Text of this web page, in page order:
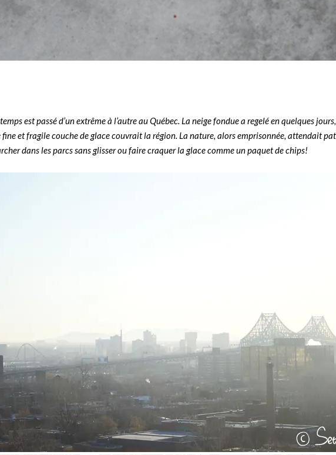
est passé d’un extrême à l’autre au Québec. La neige fondue a regelé en quelques
fine et fragile couche de glace couvrait la région. La nature, alors emprisonnée, attendait
dans les parcs sans glisser ou faire craquer la glace comme un paquet de chips!